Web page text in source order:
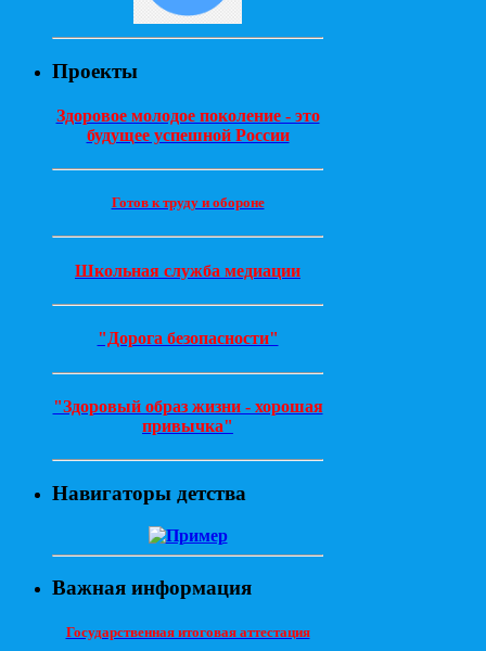
Проекты
Здоровое молодое поколение - это
будущее успешной России
Готов к труду и обороне
Школьная служба медиации
"Дорога безопасности"
"Здоровый образ жизни - хорошая
привычка"
Навигаторы детства
Важная информация
Государственная итоговая аттестация